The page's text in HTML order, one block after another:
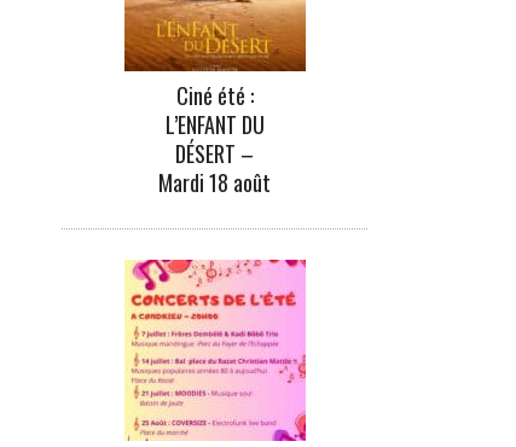
Ciné été :
L’ENFANT DU
DÉSERT –
Mardi 18 août